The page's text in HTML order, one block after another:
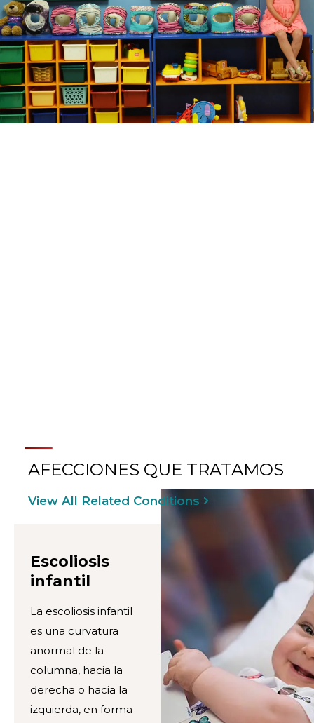
AFECCIONES QUE TRATAMOS
View All Related Conditions
Escoliosis
infantil
La escoliosis infantil
es una curvatura
anormal de la
columna, hacia la
derecha o hacia la
izquierda, en forma